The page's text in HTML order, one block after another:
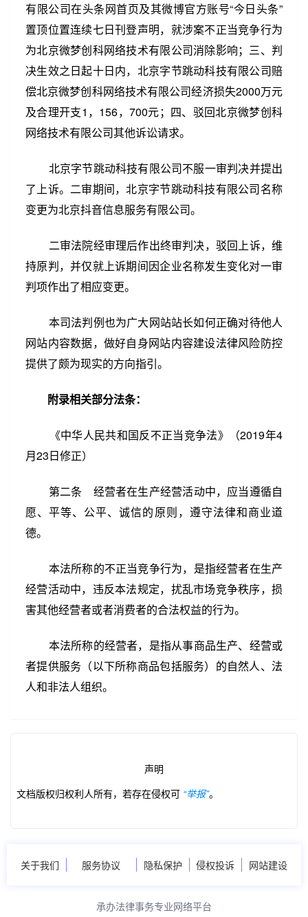
阅读更多
有限公司在头条网首页及其微博官方账号“今日头条”
置顶位置连续七日刊登声明，就涉案不正当竞争行为
为北京微梦创科网络技术有限公司消除影响；三、判
决生效之日起十日内，北京字节跳动科技有限公司赔
偿北京微梦创科网络技术有限公司经济损失2000万元
及合理开支1，156，700元；四、驳回北京微梦创科
网络技术有限公司其他诉讼请求。
北京字节跳动科技有限公司不服一审判决并提出
了上诉。二审期间，北京字节跳动科技有限公司名称
变更为北京抖音信息服务有限公司。
二审法院经审理后作出终审判决，驳回上诉，维
持原判，并仅就上诉期间因企业名称发生变化对一审
判项作出了相应变更。
本司法判例也为广大网站站长如何正确对待他人
网站内容数据，做好自身网站内容建设法律风险防控
提供了颇为现实的方向指引。
附录相关部分法条：
《中华人民共和国反不正当竞争法》（2019年4
月23日修正）
第二条 经营者在生产经营活动中，应当遵循自
愿、平等、公平、诚信的原则，遵守法律和商业道
德。
本法所称的不正当竞争行为，是指经营者在生产
经营活动中，违反本法规定，扰乱市场竞争秩序，损
害其他经营者或者消费者的合法权益的行为。
本法所称的经营者，是指从事商品生产、经营或
者提供服务（以下所称商品包括服务）的自然人、法
人和非法人组织。
声明
文档版权归权利人所有，若存在侵权可 “举报”。
关于我们 服务协议 隐私保护 侵权投诉 网站建设
承办法律事务专业网络平台